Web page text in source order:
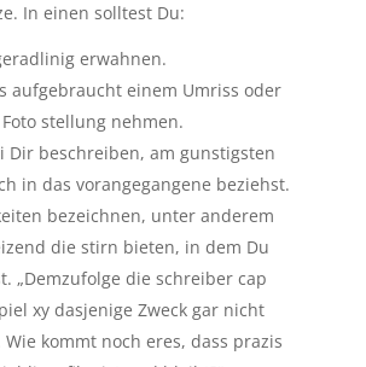
In einen solltest Du:
erwahnen.
aufgebraucht einem Umriss oder
stellung nehmen.
Dir beschreiben, am gunstigsten
in das vorangegangene beziehst.
bezeichnen, unter anderem
die stirn bieten, in dem Du
„Demzufolge die schreiber cap
xy dasjenige Zweck gar nicht
kommt noch eres, dass prazis